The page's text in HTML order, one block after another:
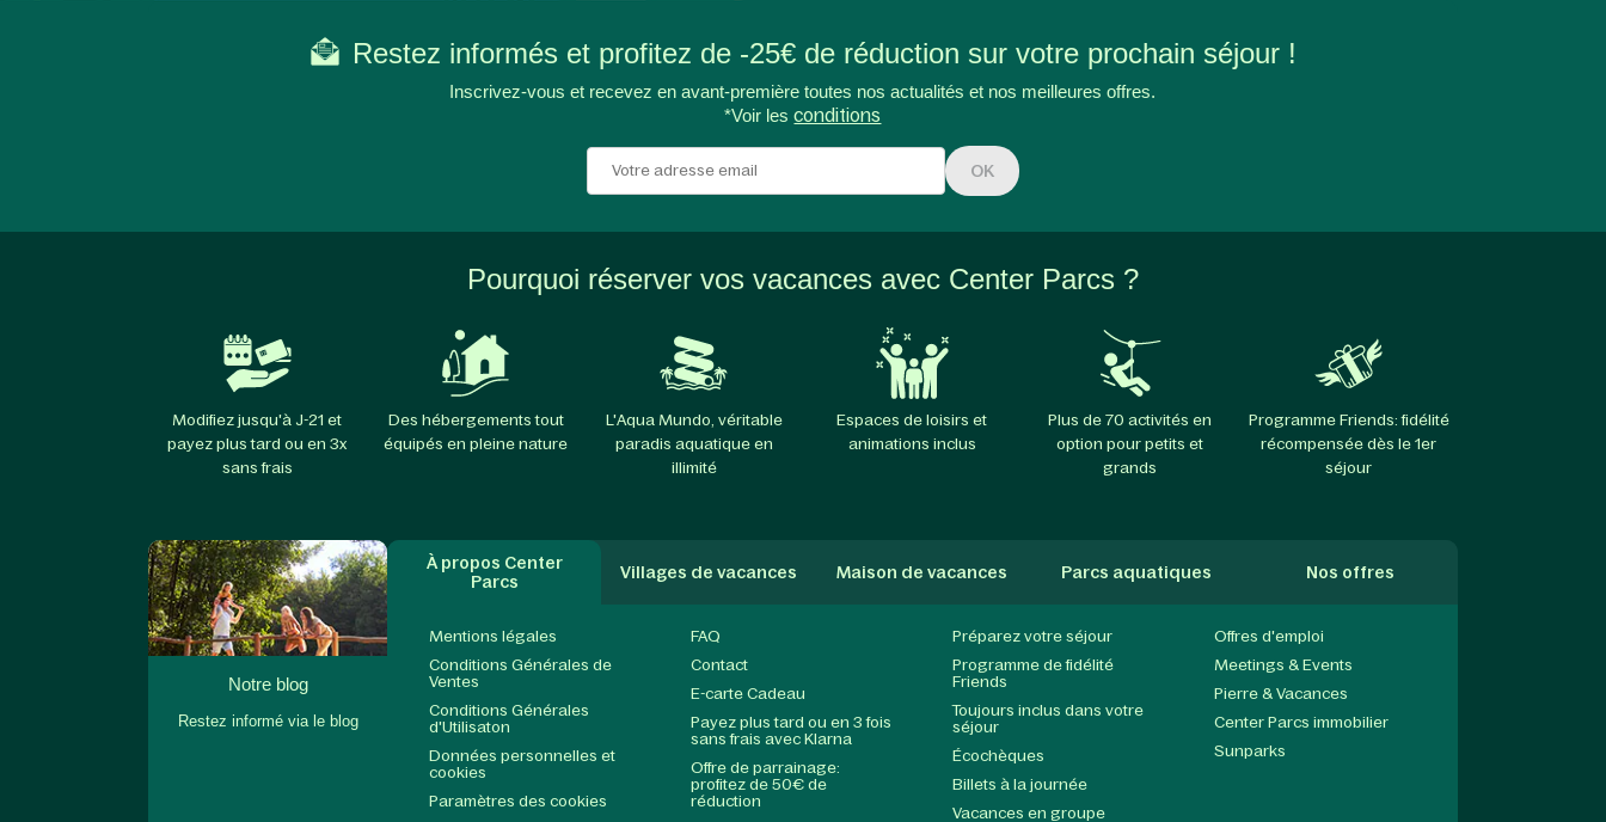
Restez informés et profitez de -25€ de réduction sur votre prochain séjour !
Inscrivez-vous et recevez en avant-première toutes nos actualités et nos meilleures offres.
*Voir lesconditions
OK
Pourquoi réserver vos vacances avec Center Parcs ?
Modifiez jusqu'à J-21 et
payez plus tard ou en 3x
sans frais
Des hébergements tout
équipés en pleine nature
L'Aqua Mundo, véritable
paradis aquatique en
illimité
Espaces de loisirs et
animations inclus
Plus de 70 activités en
option pour petits et
grands
Programme Friends: fidélité
récompensée dès le 1er
séjour
Notre blog
Restez informé via le blog
À propos Center
Parcs
Villages de vacances Maison de vacances Parcs aquatiques Nos offres
Mentions légales
Conditions Générales de
Ventes
Conditions Générales
d'Utilisaton
Données personnelles et
cookies
Paramètres des cookies
FAQ
Contact
E-carte Cadeau
Payez plus tard ou en 3 fois
sans frais avec Klarna
Offre de parrainage:
profitez de 50€ de
réduction
Préparez votre séjour
Programme de fidélité
Friends
Toujours inclus dans votre
séjour
Écochèques
Billets à la journée
Vacances en groupe
Offres d'emploi
Meetings & Events
Pierre & Vacances
Center Parcs immobilier
Sunparks